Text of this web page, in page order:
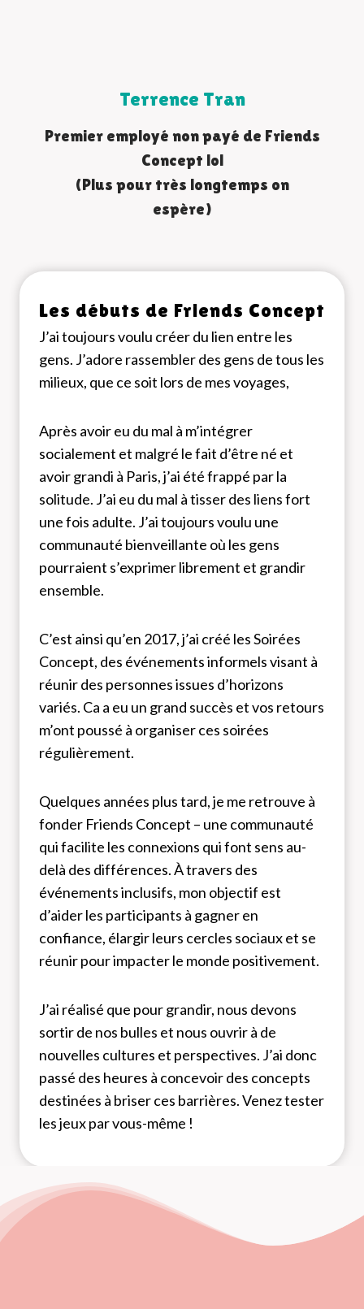
Terrence Tran
Premier employé non payé de Friends
Concept lol
(Plus pour très longtemps on
espère)
Les débuts de Friends Concept
J’ai toujours voulu créer du lien entre les
gens. J’adore rassembler des gens de tous les
milieux, que ce soit lors de mes voyages,
Après avoir eu du mal à m’intégrer
socialement et malgré le fait d’être né et
avoir grandi à Paris, j’ai été frappé par la
solitude. J’ai eu du mal à tisser des liens fort
une fois adulte. J’ai toujours voulu une
communauté bienveillante où les gens
pourraient s’exprimer librement et grandir
ensemble.
C’est ainsi qu’en 2017, j’ai créé les Soirées
Concept, des événements informels visant à
réunir des personnes issues d’horizons
variés. Ca a eu un grand succès et vos retours
m’ont poussé à organiser ces soirées
régulièrement.
Quelques années plus tard, je me retrouve à
fonder Friends Concept – une communauté
qui facilite les connexions qui font sens au-
delà des différences. À travers des
événements inclusifs, mon objectif est
d’aider les participants à gagner en
confiance, élargir leurs cercles sociaux et se
réunir pour impacter le monde positivement.
J’ai réalisé que pour grandir, nous devons
sortir de nos bulles et nous ouvrir à de
nouvelles cultures et perspectives. J’ai donc
passé des heures à concevoir des concepts
destinées à briser ces barrières. Venez tester
les jeux par vous-même !